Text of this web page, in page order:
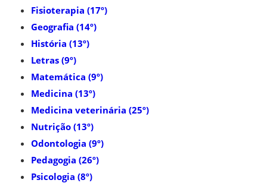
Fisioterapia (17º)
Geografia (14º)
História (13º)
Letras (9º)
Matemática (9º)
Medicina (13º)
Medicina veterinária (25º)
Nutrição (13º)
Odontologia (9º)
Pedagogia (26º)
Psicologia (8º)